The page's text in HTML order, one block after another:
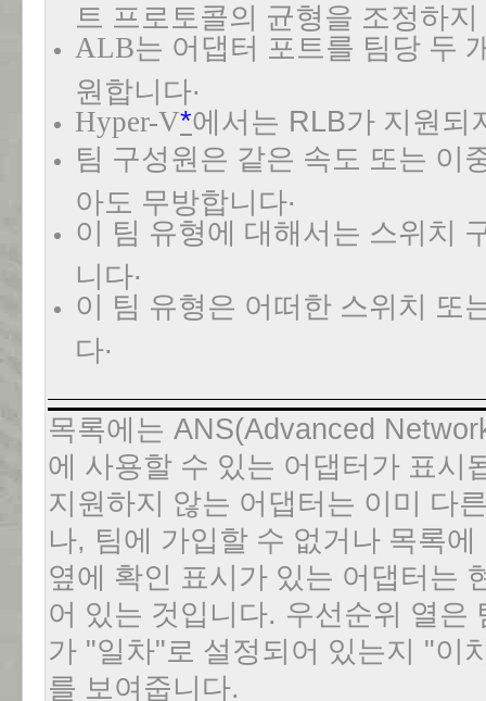
트 프로토콜의 균형을 조정하
ALB는 어댑터 포트를 팀당 두
원합니다.
Hyper-V*에서는 RLB가 지원되
팀 구성원은 같은 속도 또는 이
아도 무방합니다.
이 팀 유형에 대해서는 스위치
니다.
이 팀 유형은 어떠한 스위치 또
다.
목록에는 ANS(Advanced
에 사용할 수 있는 어댑터가 표시
지원하지 않는 어댑터는 이미 다
나, 팀에 가입할 수 없거나 목록
옆에 확인 표시가 있는 어댑터는
어 있는 것입니다. 우선순위 열은
가 "일차"로 설정되어 있는지 "이
를 보여줍니다.